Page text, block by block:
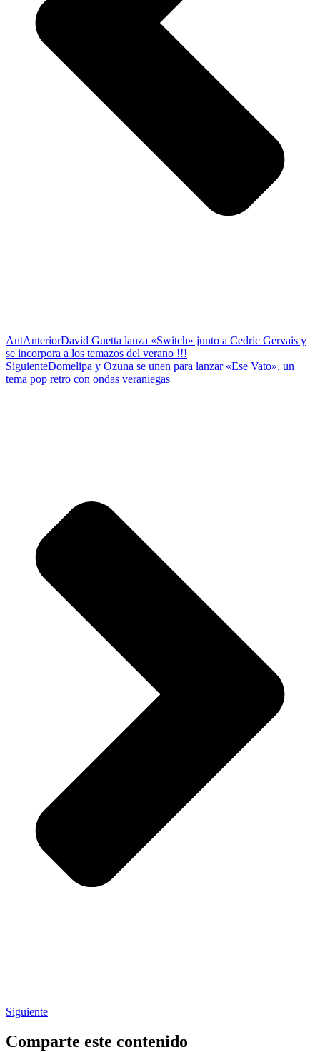
AntAnteriorDavid Guetta lanza «Switch» junto a Cedric Gervais y
se incorpora a los temazos del verano !!!
SiguienteDomelipa y Ozuna se unen para lanzar «Ese Vato», un
tema pop retro con ondas veraniegas
Siguiente
Comparte este contenido